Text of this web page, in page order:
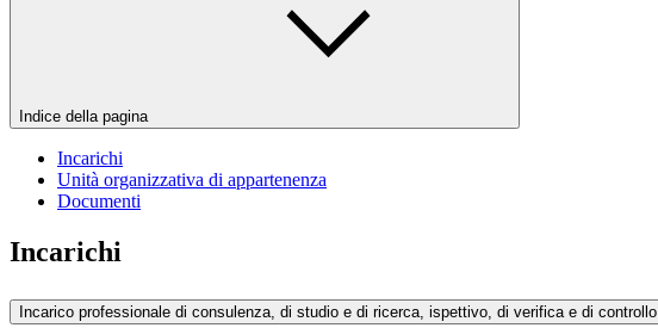
Indice della pagina
Incarichi
Unità organizzativa di appartenenza
Documenti
Incarichi
Incarico professionale di consulenza, di studio e di ricerca, ispettivo, di verifica e di controllo